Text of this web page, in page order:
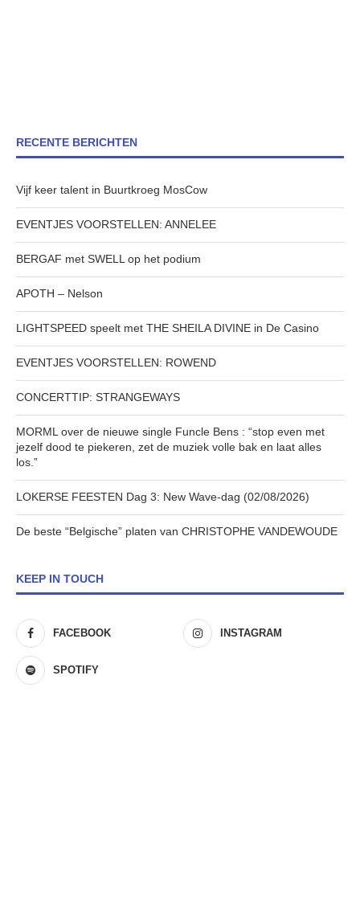
RECENTE BERICHTEN
Vijf keer talent in Buurtkroeg MosCow
EVENTJES VOORSTELLEN: ANNELEE
BERGAF met SWELL op het podium
APOTH – Nelson
LIGHTSPEED speelt met THE SHEILA DIVINE in De Casino
EVENTJES VOORSTELLEN: ROWEND
CONCERTTIP: STRANGEWAYS
MORML over de nieuwe single Funcle Bens : “stop even met
jezelf dood te piekeren, zet de muziek volle bak en laat alles
los.”
LOKERSE FEESTEN Dag 3: New Wave-dag (02/08/2026)
De beste “Belgische” platen van CHRISTOPHE VANDEWOUDE
KEEP IN TOUCH
FACEBOOK INSTAGRAM
SPOTIFY